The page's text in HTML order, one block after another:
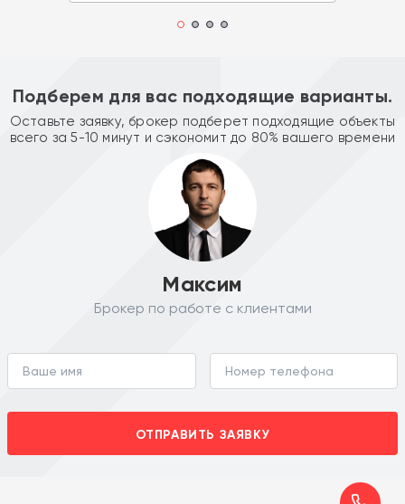
Подберем для вас подходящие варианты.
Оставьте заявку, брокер подберет подходящие объекты
всего за 5-10 минут и сэкономит до 80% вашего времени
Максим
Брокер по работе с клиентами
ОТПРАВИТЬ ЗАЯВКУ